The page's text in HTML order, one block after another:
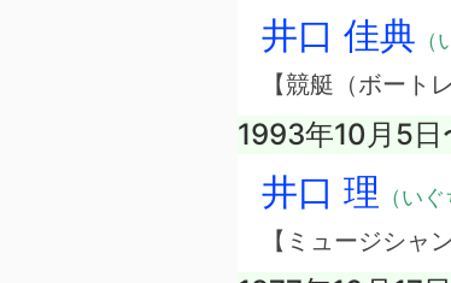
井口 佳典
【競艇（ボート
1993年10月5日
井口 理 （い
【ミュージシ